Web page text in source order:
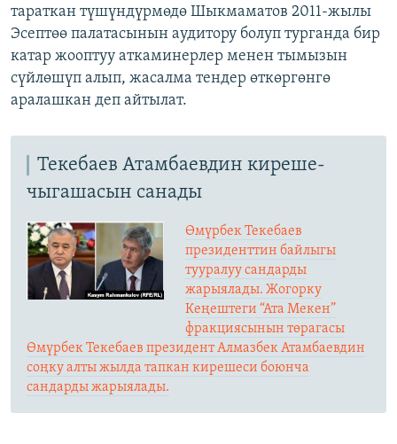
тараткан түшүндүрмөдө Шыкмаматов 2011-жылы
Эсептөө палатасынын аудитору болуп турганда бир
катар жооптуу аткаминерлер менен тымызын
сүйлөшүп алып, жасалма тендер өткөргөнгө
аралашкан деп айтылат.
Текебаев Атамбаевдин киреше-
чыгашасын санады
Өмүрбек Текебаев
президенттин байлыгы
тууралуу сандарды
жарыялады. Жогорку
Кеңештеги “Ата Мекен”
фракциясынын төрагасы
Өмүрбек Текебаев президент Алмазбек Атамбаевдин
соңку алты жылда тапкан кирешеcи боюнча
сандарды жарыялады.